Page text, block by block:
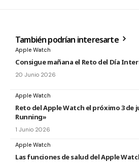
También podrían interesarte
Apple Watch
Consigue mañana el Reto del Día
20 Junio 2026
Apple Watch
Reto del Apple Watch el próximo 3 de
Running»
1 Junio 2026
Apple Watch
Las funciones de salud del Apple